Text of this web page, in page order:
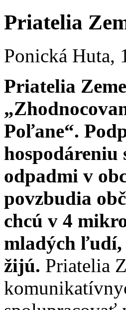
Priatelia
Ponická Huta,
Priatelia
Poľane“.
odpadmi v
povzbudia
chcú v 4
mladých ľudí,
žijú. Priatelia